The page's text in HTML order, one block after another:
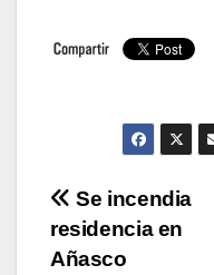
de
Se incendia
residencia en
Añasco